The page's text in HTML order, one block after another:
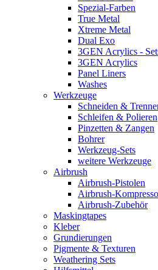
Spezial-Farben
True Metal
Xtreme Metal
Dual Exo
3GEN Acrylics -
3GEN Acrylics
Panel Liners
Washes
Werkzeuge
Schneiden &
Schleifen & Polieren
Pinzetten & Zangen
Bohrer
Werkzeug-Sets
weitere Werkzeuge
Airbrush
Airbrush-Pistolen
Airbrush-
Airbrush-Zubehör
Maskingtapes
Kleber
Grundierungen
Pigmente & Texturen
Weathering Sets